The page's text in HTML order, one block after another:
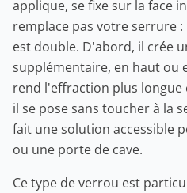
applique, se fixe sur la face
remplace pas votre serrure
est double. D'abord, il crée
supplémentaire, en haut ou
rend l'effraction plus longue
il se pose sans toucher à la
fait une solution accessible
ou une porte de cave.
Ce type de verrou est